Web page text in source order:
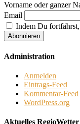
Vorname oder ganzer
Email
Indem Du
Administration
Anmelden
Eintrags-Feed
Kommentar-Feed
WordPress.org
Aktuelles RegioWetter